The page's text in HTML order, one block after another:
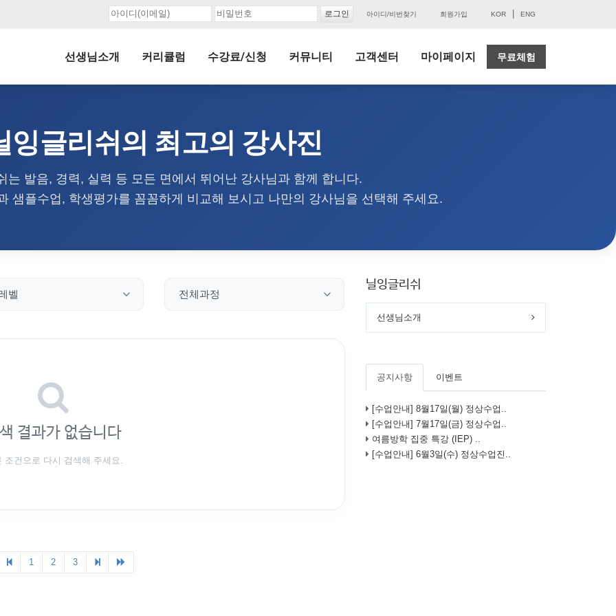
아이디/비번찾기 회원가입 KOR ENG
선생님소개 커리큘럼 수강료/신청 커뮤니티 고객센터 마이페이지 무료체험
잉글리쉬의 최고의 강사진
는 발음, 경력, 실력 등 모든 면에서 뛰어난 강사님과 함께 합니다.
샘플수업, 학생평가를 꼼꼼하게 비교해 보시고 나만의 강사님을 선택해 주세요.
결과가 없습니다
조건으로 다시 검색해 주세요.
1 2 3
닐잉글리쉬
선생님소개
공지사항 이벤트
[수업안내] 8월17일(월) 정상수업..
[수업안내] 7월17일(금) 정상수업..
여름방학 집중 특강 (IEP) ..
[수업안내] 6월3일(수) 정상수업진..